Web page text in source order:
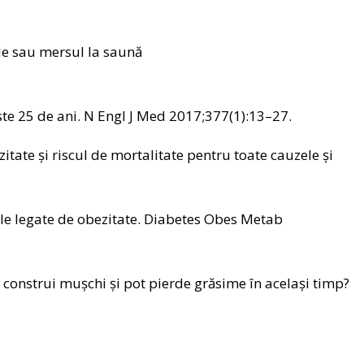
sau mersul la saună
25 de ani. N Engl J Med 2017;377(1):13–27.
și riscul de mortalitate pentru toate cauzele și
legate de obezitate. Diabetes Obes Metab
construi mușchi și pot pierde grăsime în același timp?